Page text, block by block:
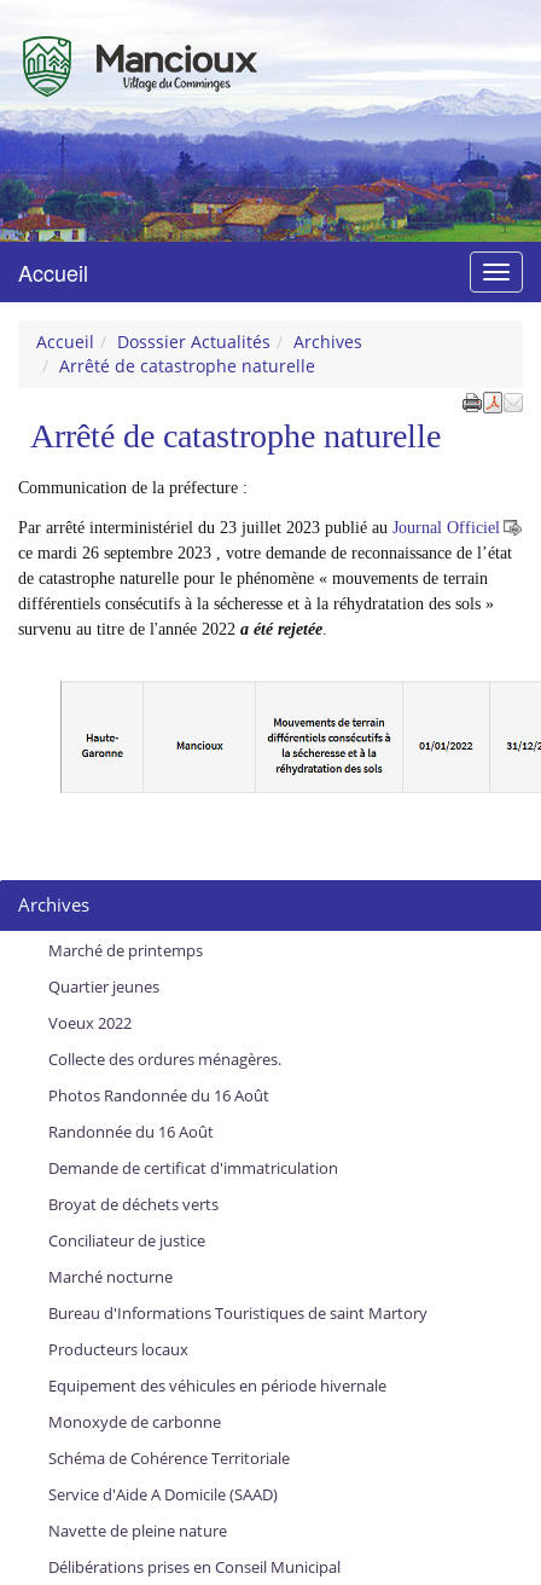
Mancioux
Village du Comminges
Menu
Accueil
Accueil Dosssier Actualités
Archives
Arrêté de catastrophe naturelle
Arrêté de catastrophe naturelle
Communication de la préfecture :
Par arrêté interministériel du 23 juillet 2023 publié au Journal Officiel
ce mardi 26 septembre 2023 , votre demande de reconnaissance de l’état
de catastrophe naturelle pour le phénomène « mouvements de terrain
différentiels consécutifs à la sécheresse et à la réhydratation des sols »
survenu au titre de l'année 2022 a été rejetée.
Archives
Marché de printemps
Quartier jeunes
Voeux 2022
Collecte des ordures ménagères.
Photos Randonnée du 16 Août
Randonnée du 16 Août
Demande de certificat d'immatriculation
Broyat de déchets verts
Conciliateur de justice
Marché nocturne
Bureau d'Informations Touristiques de saint Martory
Producteurs locaux
Equipement des véhicules en période hivernale
Monoxyde de carbonne
Schéma de Cohérence Territoriale
Service d'Aide A Domicile (SAAD)
Navette de pleine nature
Délibérations prises en Conseil Municipal